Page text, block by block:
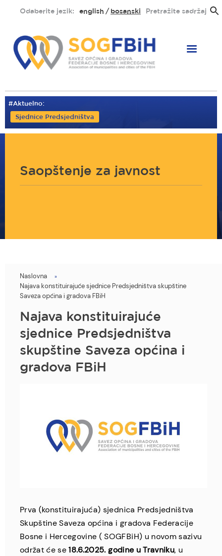
sadržaj
Odaberite jezik: english bosanski Pretražite sadržaj
#Aktuelno:
Sjednice Predsjedništva
Saopštenje za javnost
You
are
here
Naslovna
Najava konstituirajuće sjednice Predsjedništva skupštine
Saveza općina i gradova FBiH
Najava konstituirajuće
sjednice Predsjedništva
skupštine Saveza općina i
gradova FBiH
Prva (konstituirajuća) sjednica Predsjedništva
Skupštine Saveza općina i gradova Federacije
Bosne i Hercegovine ( SOGFBiH) u novom sazivu
održat će se18.6.2025. godine u Travniku, u